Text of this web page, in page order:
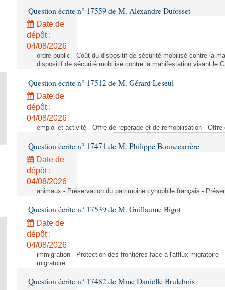
Question écrite n° 17559 de M. Alexandre Dufosset
Date de
dépôt :
04/08/2026
ordre public - Coût du dispositif de sécurité mobilisé contre la
dispositif de sécurité mobilisé contre la manifestation visant le
Question écrite n° 17512 de M. Gérard Leseul
Date de
dépôt :
04/08/2026
emploi et activité - Offre de repérage et de remobilisation -
Question écrite n° 17471 de M. Philippe Bonnecarrère
Date de
dépôt :
04/08/2026
animaux - Préservation du patrimoine cynophile français -
Question écrite n° 17539 de M. Guillaume Bigot
Date de
dépôt :
04/08/2026
immigration - Protection des frontières face à l'afflux migratoire
migratoire
Question écrite n° 17482 de Mme Danielle Brulebois